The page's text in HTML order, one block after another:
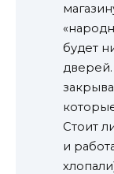
будет
дверей.
Стоит
и